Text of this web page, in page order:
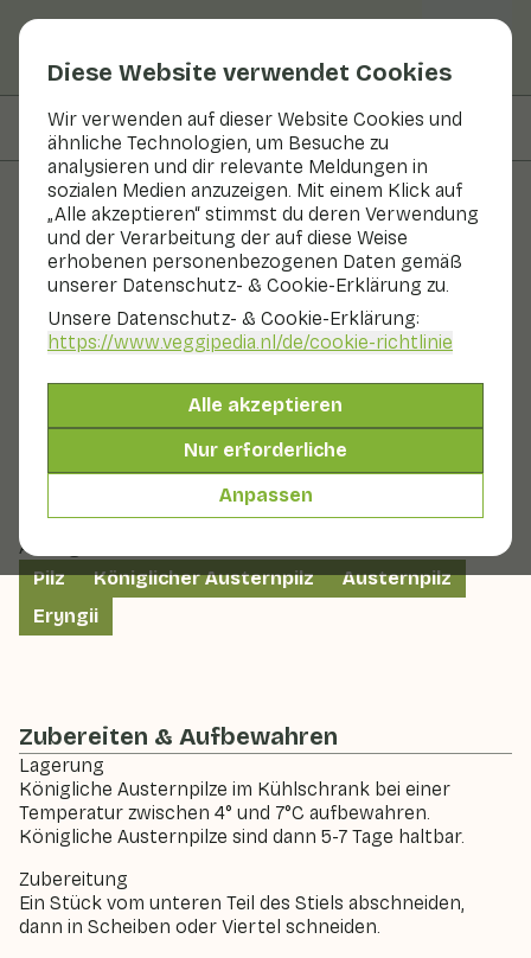
Diese Website verwendet Cookies
Wir verwenden auf dieser Website Cookies und
ähnliche Technologien, um Besuche zu
analysieren und dir relevante Meldungen in
sozialen Medien anzuzeigen. Mit einem Klick auf
„Alle akzeptieren“ stimmst du deren Verwendung
und der Verarbeitung der auf diese Weise
erhobenen personenbezogenen Daten gemäß
unserer Datenschutz- & Cookie-Erklärung zu.
Unsere Datenschutz- & Cookie-Erklärung:
https://www.veggipedia.nl/de/cookie-richtlinie
Alle akzeptieren
Nur erforderliche
Anpassen
Auf dieser Seite Rezepte mit
Obst und Gemüse
Königlicher Austernpilz
(Eryngii)
Der Eryngii ist auch als König unter den Austernpilzen
bekannt. Dieser Pilz hat einen samtigen
hellgraubraunen Hut und einen großen festen weißen
Stiel. Der Pilz wächst in Büscheln. Der ganze Pilz ist sehr
wohlschmeckend und hat einen leicht würzigen
Geschmack.
Auch genannt:
Pilz
Königlicher Austernpilz
Austernpilz
Eryngii
Zubereiten & Aufbewahren
Lagerung
Königliche Austernpilze im Kühlschrank bei einer
Temperatur zwischen 4° und 7°C aufbewahren.
Königliche Austernpilze sind dann 5-7 Tage haltbar.
Zubereitung
Ein Stück vom unteren Teil des Stiels abschneiden,
dann in Scheiben oder Viertel schneiden.